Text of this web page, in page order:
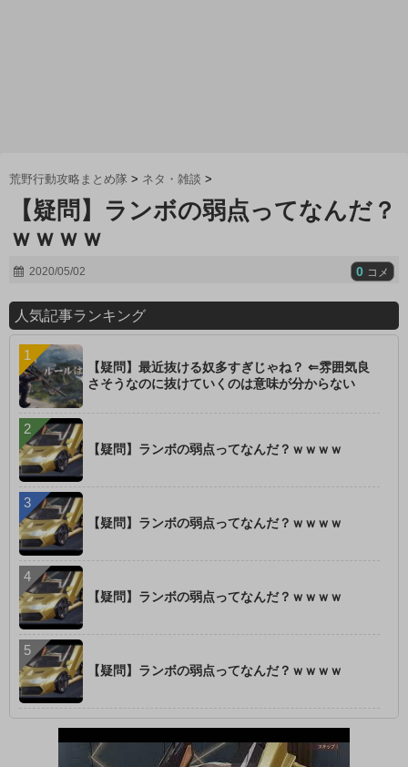
荒野行動攻略まとめ隊 > ネタ・雑談 >
【疑問】ランボの弱点ってなんだ？
ｗｗｗｗ
2020/05/02 0 コメ
人気記事ランキング
【疑問】最近抜ける奴多すぎじゃね？ ⇐雰囲気良
さそうなのに抜けていくのは意味が分からない
【疑問】ランボの弱点ってなんだ？ｗｗｗｗ
【疑問】ランボの弱点ってなんだ？ｗｗｗｗ
【疑問】ランボの弱点ってなんだ？ｗｗｗｗ
【疑問】ランボの弱点ってなんだ？ｗｗｗｗ